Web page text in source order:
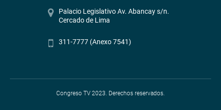
Palacio Legislativo Av. Abancay s/n.
Cercado de Lima
311-7777 (Anexo 7541)
Congreso TV 2023. Derechos reservados.